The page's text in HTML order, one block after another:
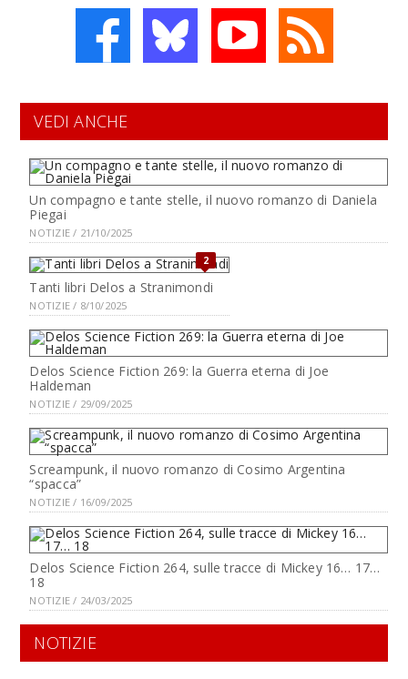
VEDI ANCHE
Un compagno e tante stelle, il nuovo romanzo di Daniela
Piegai
NOTIZIE / 21/10/2025
2
Tanti libri Delos a Stranimondi
NOTIZIE / 8/10/2025
Delos Science Fiction 269: la Guerra eterna di Joe
Haldeman
NOTIZIE / 29/09/2025
Screampunk, il nuovo romanzo di Cosimo Argentina
“spacca”
NOTIZIE / 16/09/2025
Delos Science Fiction 264, sulle tracce di Mickey 16… 17…
18
NOTIZIE / 24/03/2025
NOTIZIE